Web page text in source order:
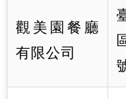
觀美園餐廳
有限公司